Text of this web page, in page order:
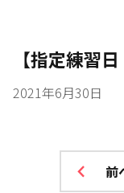
【指定練習
2021年6月30日
前